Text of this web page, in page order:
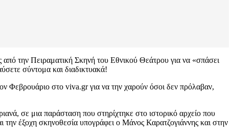
την Πειραματική Σκηνή του Εθνικού Θεάτρου για να «σπάσει
σύντομα και διαδικτυακά!
Φεβρουάριο στο viva.gr για να την χαρούν όσοι δεν πρόλαβαν,
σε μια παράσταση που στηρίχτηκε στο ιστορικό αρχείο που
έξοχη σκηνοθεσία υπογράφει ο Μάνος Καρατζογιάννης και στην